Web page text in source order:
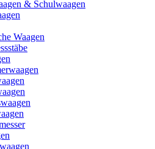
& Schulwaagen
Waagen